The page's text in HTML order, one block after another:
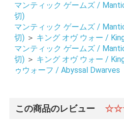
マンティック ゲームズ /
切)
マンティック ゲームズ /
切) ＞ キング オヴ ウォー /
マンティック ゲームズ /
切) ＞ キング オヴ ウォー /
ゥウォーフ / Abyssal Dwarves
この商品のレビュー